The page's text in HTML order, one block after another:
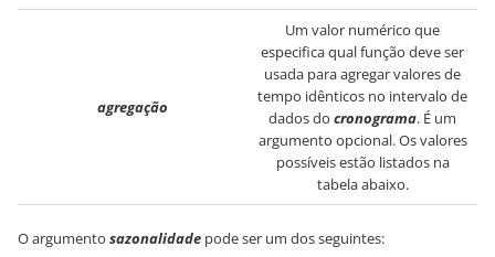
agregação
Um valor numérico que
especifica qual função deve ser
usada para agregar valores de
tempo idênticos no intervalo de
dados do cronograma. É um
argumento opcional. Os valores
possíveis estão listados na
tabela abaixo.
O argumento sazonalidade pode ser um dos seguintes: